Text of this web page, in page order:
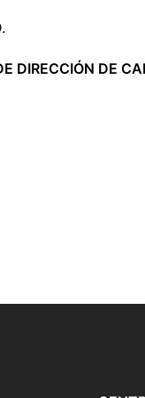
DIRECCIÓN DE